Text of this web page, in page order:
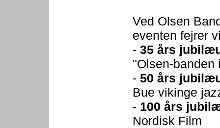
Ved Olsen
eventen fejrer
- 35 års
"Olsen-banden
- 50 års
Bue vikinge
- 100 års
Nordisk Film